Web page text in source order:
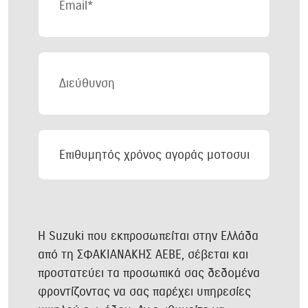
Διεύθυνση
Επιθυμητός
χρόνος
αγοράς
H Suzuki που εκπροσωπείται στην Ελλάδα
από τη ΣΦΑΚΙΑΝΑΚΗΣ ΑΕΒΕ, σέβεται και
προστατεύει τα προσωπικά σας δεδομένα
φροντίζοντας να σας παρέχει υπηρεσίες